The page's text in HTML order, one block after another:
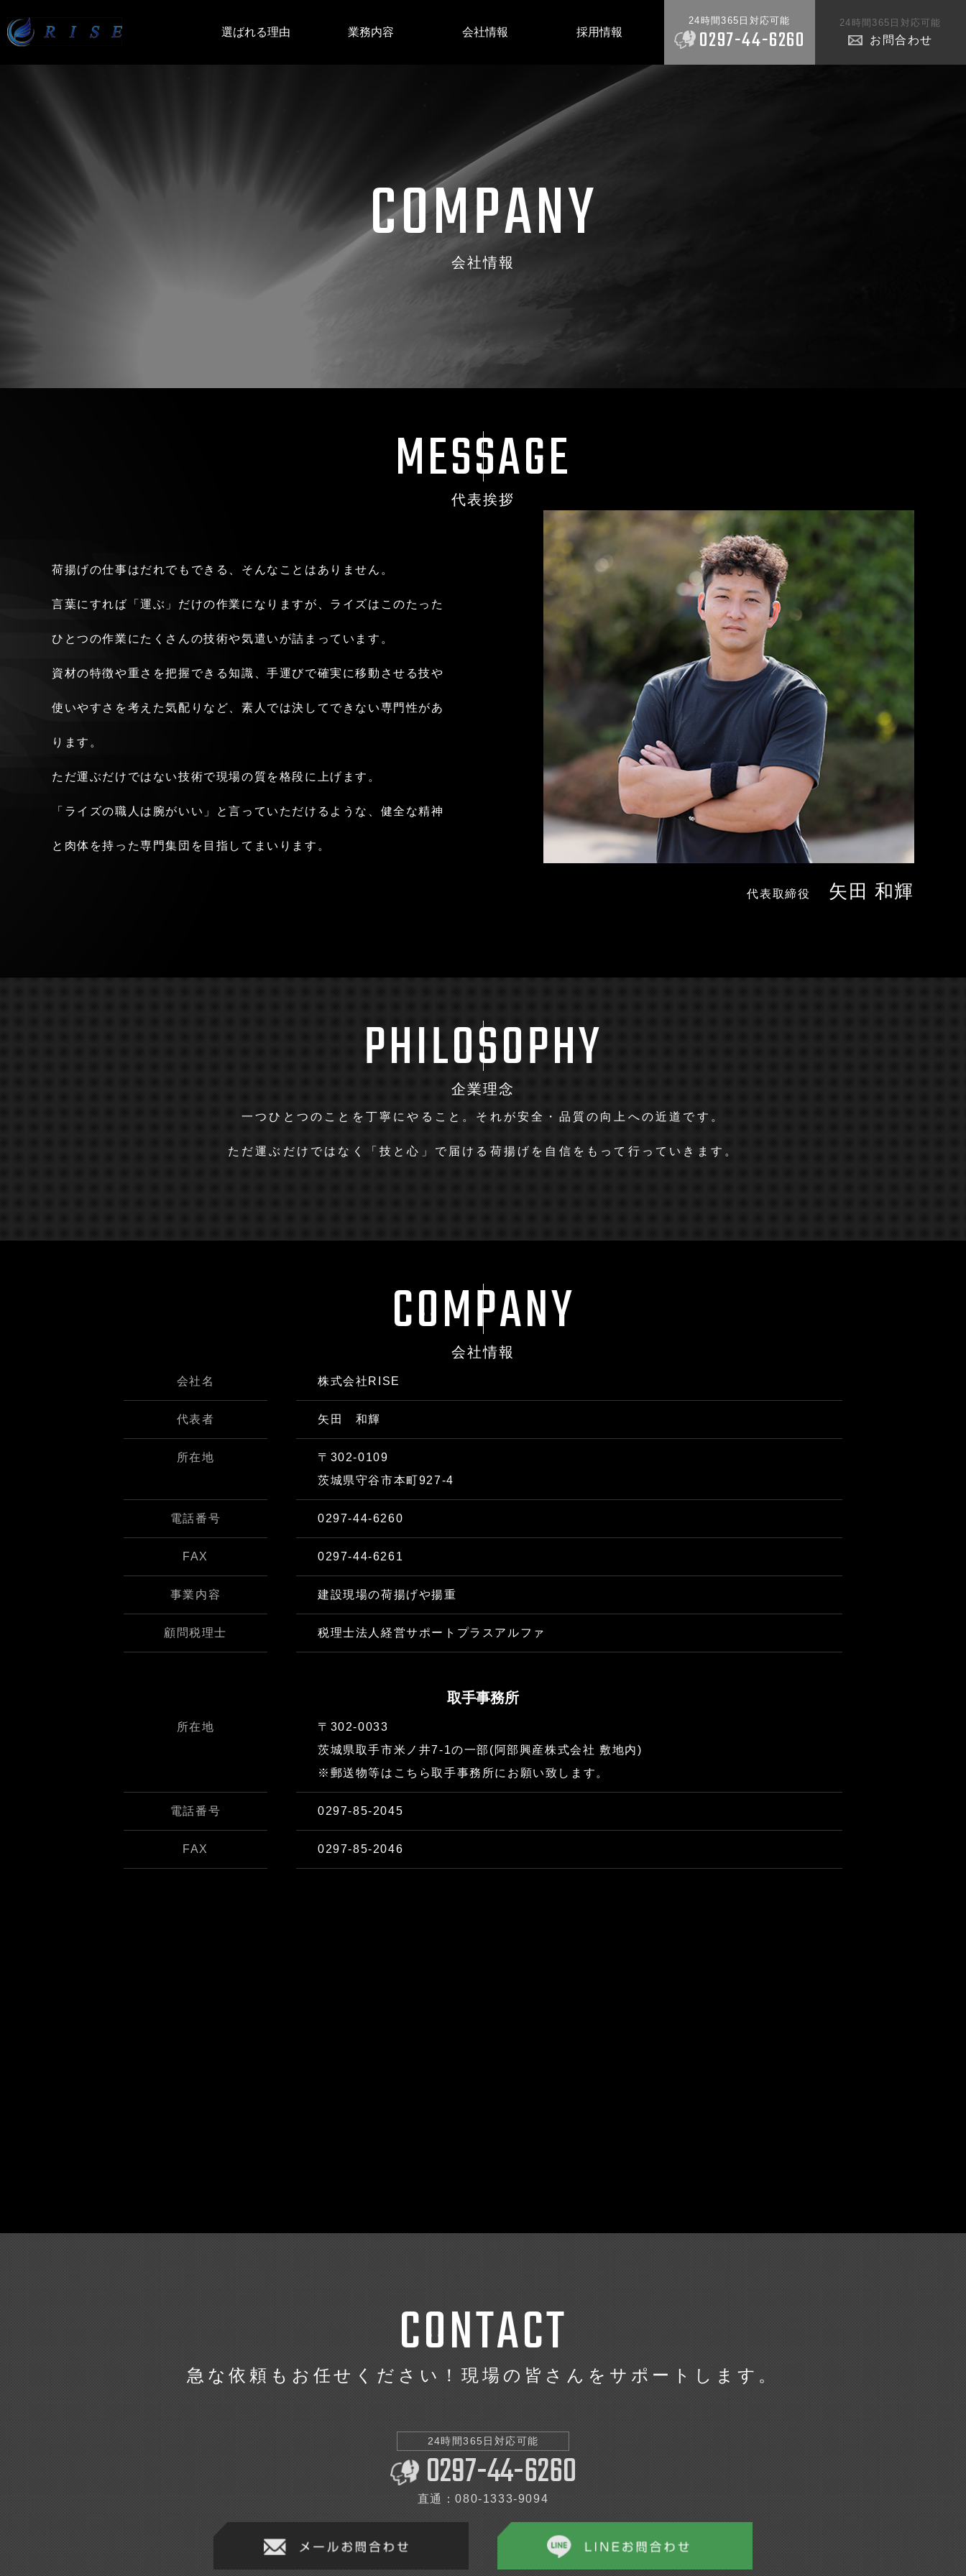
選ばれる理由 業務内容 会社情報 採用情報
24時間365日対応可能
0297-44-6260
24時間365日対応可能
お問合わせ
COMPANY
会社情報
MESSAGE
代表挨拶
代表取締役 矢田 和輝
荷揚げの仕事はだれでもできる、そんなことはありません。
言葉にすれば「運ぶ」だけの作業になりますが、ライズはこのたった
ひとつの作業にたくさんの技術や気遣いが詰まっています。
資材の特徴や重さを把握できる知識、手運びで確実に移動させる技や
使いやすさを考えた気配りなど、素人では決してできない専門性があ
ります。
ただ運ぶだけではない技術で現場の質を格段に上げます。
「ライズの職人は腕がいい」と言っていただけるような、健全な精神
と肉体を持った専門集団を目指してまいります。
PHILOSOPHY
企業理念
一つひとつのことを丁寧にやること。それが安全・品質の向上への近道です。
ただ運ぶだけではなく「技と心」で届ける荷揚げを自信をもって行っていきます。
COMPANY
会社情報
会社名 株式会社RISE
代表者 矢田 和輝
所在地
〒302-0109
茨城県守谷市本町927-4
電話番号 0297-44-6260
FAX 0297-44-6261
事業内容 建設現場の荷揚げや揚重
顧問税理士 税理士法人経営サポートプラスアルファ
取手事務所
所在地
〒302-0033
​​​​​​​茨城県取手市米ノ井7-1の一部(阿部興産株式会社 敷地内)
​​​​​​​※郵送物等はこちら取手事務所にお願い致します。
電話番号 0297-85-2045
FAX 0297-85-2046​​​​​
CONTACT
急な依頼もお任せください！現場の皆さんをサポートします。
24時間365日対応可能
0297-44-6260
直通：080-1333-9094